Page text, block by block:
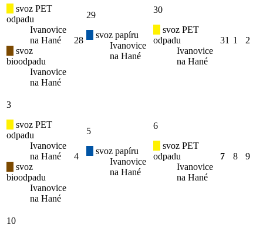
svoz PET
odpadu
Ivanovice
na Hané
svoz
bioodpadu
Ivanovice
na Hané
28
29
svoz papíru
Ivanovice
na Hané
30
svoz PET
odpadu
Ivanovice
na Hané
31 1 2
3
svoz PET
odpadu
Ivanovice
na Hané
svoz
bioodpadu
Ivanovice
na Hané
4
5
svoz papíru
Ivanovice
na Hané
6
svoz PET
odpadu
Ivanovice
na Hané
7 8 9
10